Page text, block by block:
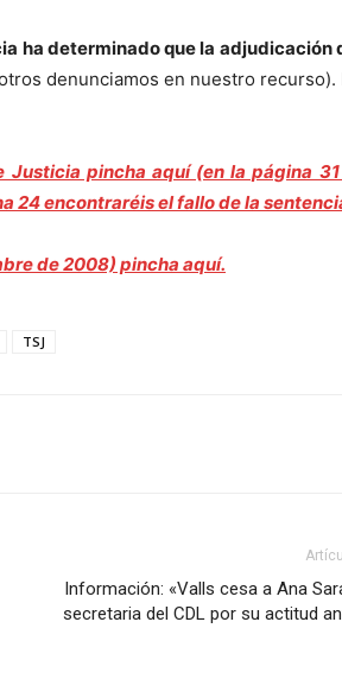
ha determinado que la adjudicación
denunciamos en nuestro recurso).
Justicia pincha aquí (en la página
24 encontraréis el fallo de la
de 2008) pincha aquí.
TSJ
Información: «Valls cesa a Ana
secretaria del CDL por su actitud